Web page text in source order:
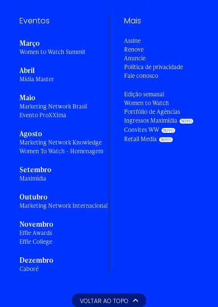
Eventos
Março
Women to Watch Summit
Abril
Mídia Master
Maio
Marketing Network Brasil
Evento ProXXIma
Agosto
Marketing Network Knowledge
Women To Watch - Homenagem
Setembro
Maximídia
Outubro
Marketing Network Internacional
Novembro
Effie Awards
Effie College
Dezembro
Caboré
Mais
Assine
Renove
Anuncie
Política de privacidade
Fale conosco
Edição semanal
Women to Watch
Portfólio de Agências
Ingressos Maximídia
Convites WW
Retail Media
VOLTAR AO TOPO